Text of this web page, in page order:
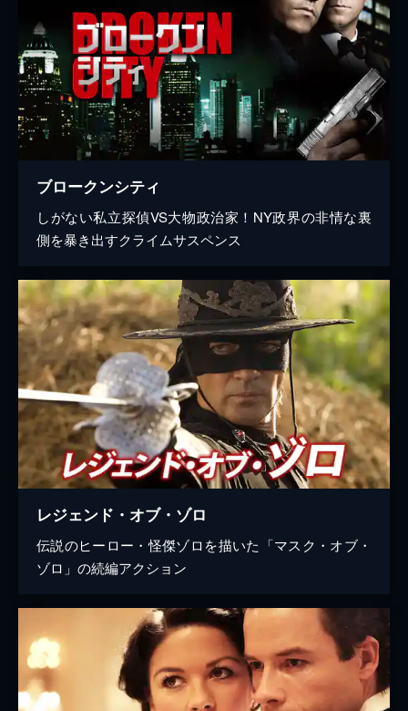
ブロークンシティ
しがない私立探偵VS大物政治家！NY政界の非情な裏
側を暴き出すクライムサスペンス
レジェンド・オブ・ゾロ
伝説のヒーロー・怪傑ゾロを描いた「マスク・オブ・
ゾロ」の続編アクション